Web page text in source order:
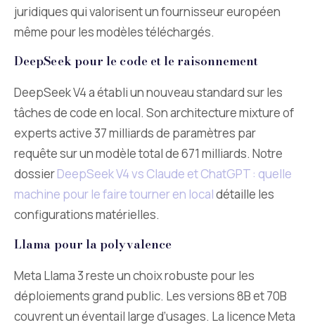
juridiques qui valorisent un fournisseur européen
même pour les modèles téléchargés.
DeepSeek pour le code et le raisonnement
DeepSeek V4 a établi un nouveau standard sur les
tâches de code en local. Son architecture mixture of
experts active 37 milliards de paramètres par
requête sur un modèle total de 671 milliards. Notre
dossierDeepSeek V4 vs Claude et ChatGPT : quelle
machine pour le faire tourner en localdétaille les
configurations matérielles.
Llama pour la polyvalence
Meta Llama 3 reste un choix robuste pour les
déploiements grand public. Les versions 8B et 70B
couvrent un éventail large d’usages. La licence Meta